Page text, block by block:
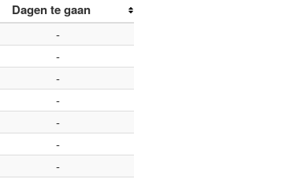
Dagen te gaan
-
-
-
-
-
-
-